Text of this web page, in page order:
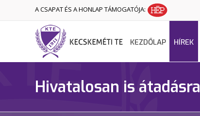
A CSAPAT ÉS A HONLAP TÁMOGATÓJA:
KEZDŐLAP HÍREK
Hivatalosan is